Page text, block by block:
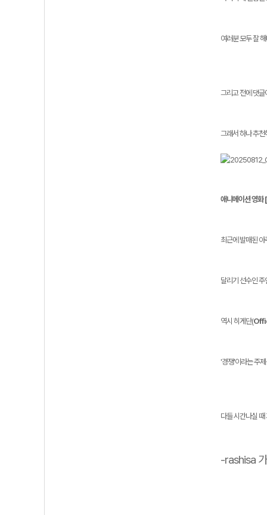
여러분 모두 잘
그리고 전에 댓글
그래서 하나 추천
애니메이션 영
최근에 발매된
달리기 선수인
역시 히게단(
'경쟁'이라는 주
다들 시간나실
-rashisa